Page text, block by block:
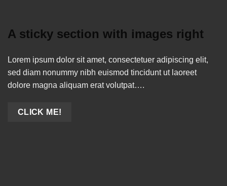
A sticky section with images right
Lorem ipsum dolor sit amet, consectetuer adipiscing elit,
sed diam nonummy nibh euismod tincidunt ut laoreet
dolore magna aliquam erat volutpat….
CLICK ME!